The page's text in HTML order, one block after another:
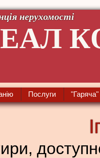
нерухомості
Послуги "Гаряча"